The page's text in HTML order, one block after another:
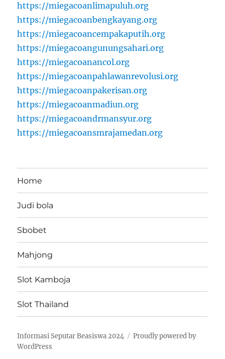
https://miegacoanlimapuluh.org
https://miegacoanbengkayang.org
https://miegacoancempakaputih.org
https://miegacoangunungsahari.org
https://miegacoanancol.org
https://miegacoanpahlawanrevolusi.org
https://miegacoanpakerisan.org
https://miegacoanmadiun.org
https://miegacoandrmansyur.org
https://miegacoansmrajamedan.org
Home
Judi bola
Sbobet
Mahjong
Slot Kamboja
Slot Thailand
Informasi Seputar Beasiswa 2024
Proudly powered by
WordPress